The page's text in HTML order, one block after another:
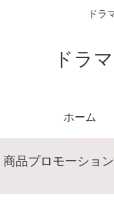
ドラ
ドラ
ホーム
品プロモーション